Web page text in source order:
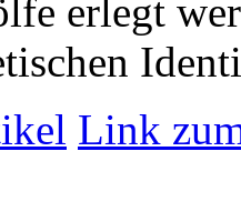
erlegt
Link